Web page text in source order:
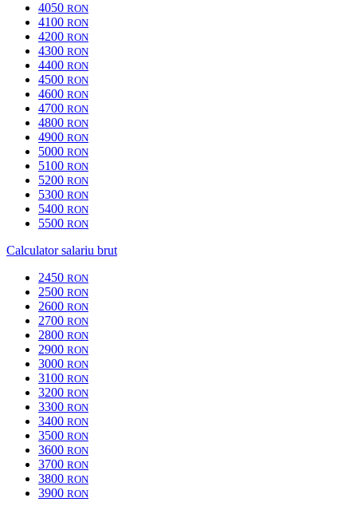
4050 RON
4100 RON
4200 RON
4300 RON
4400 RON
4500 RON
4600 RON
4700 RON
4800 RON
4900 RON
5000 RON
5100 RON
5200 RON
5300 RON
5400 RON
5500 RON
Calculator salariu brut
2450 RON
2500 RON
2600 RON
2700 RON
2800 RON
2900 RON
3000 RON
3100 RON
3200 RON
3300 RON
3400 RON
3500 RON
3600 RON
3700 RON
3800 RON
3900 RON